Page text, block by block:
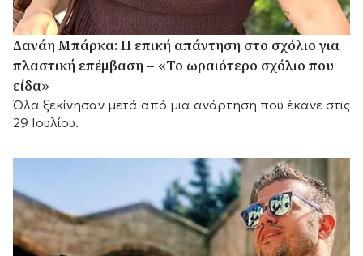
Δανάη Μπάρκα: Η επική απάντηση στο σχόλιο για
πλαστική επέμβαση – «Το ωραιότερο σχόλιο που
είδα»
Όλα ξεκίνησαν μετά από μια ανάρτηση που έκανε στις
29 Ιουλίου.